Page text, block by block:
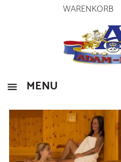
WARENKORB
MENU
HOME
ZURÜCK ZUR HAUPTSEITE
Wellnesstag 2026
WELLNESSTAG 2026